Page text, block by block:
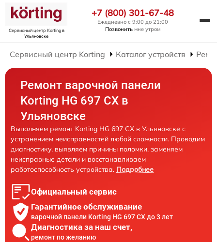
Сервисный центр Kortingв
Ульяновске
+7 (800) 301-67-48
Ежедневно с 9:00 до 21:00
Позвонить мне утром
Сервисный центр Korting Каталог устройств
Ремонт варочной панели
Korting HG 697 CX в
Ульяновске
Выполняем ремонт Korting HG 697 CX в Ульяновске с
устранением неисправностей любой сложности. Проводим
диагностику, выявляем причины поломки, заменяем
неисправные детали и восстанавливаем
работоспособность устройства. Подробнее
Официальный сервис
Гарантийное обслуживание
варочной панели Korting HG 697 CX до 3 лет
Диагностика за наш счет,
ремонт по желанию